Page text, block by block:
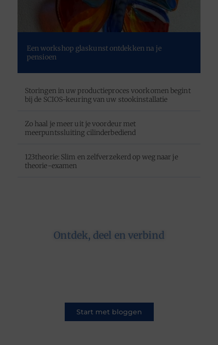
Een workshop glaskunst ontdekken na je
pensioen
Storingen in uw productieproces voorkomen begint
bij de SCIOS-keuring van uw stookinstallatie
Zo haal je meer uit je voordeur met
meerpuntssluiting cilinderbediend
123theorie: Slim en zelfverzekerd op weg naar je
theorie-examen
Ontdek, deel en verbind
Start met bloggen